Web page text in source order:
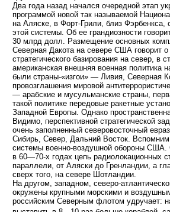
Два года назад начался очередной этап
программой новой так называемой
на Аляске, в Форт-Грили, близ Фэрбенкса,
этой системы. Об ее грандиозности
30 млрд долл. Размещение основных
Северная Дакота на севере США говорит
стратегического базирования на север, в
американская внешняя военная политика
были страны-«изгои» — Ливия, Северная
провозглашения мировой
— арабские и мусульманские страны,
такой политике передовые ракетные
Западной Европы. Однако
Видимо, перспективной стратегической
очень заполненный северовосточный
Сибирь, Север, Дальний Восток.
системы военно-воздушной обороны США.
в 60—70-x годах цепь радиолокационных
параллели, от Аляски до Гренландии, а
сверх того, на севере Шотландии.
На другом, западном, северо-
окружены крупными морскими и
российским Северным флотом удручает: